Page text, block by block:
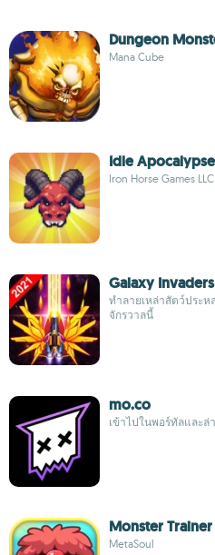
Dungeon
Mana Cube
Idle Apocalypse
Iron Horse Games LLC
Galaxy Invaders
ทำลายเหล่าสัตว์ประห
จักรวาลนี้
mo.co
เข้าไปในพอร์ทัลและล่
Monster Trainer
MetaSoul